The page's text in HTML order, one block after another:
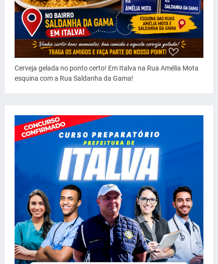
Cerveja gelada no ponto certo! Em Italva na Rua Amélia Mota
esquina com a Rua Saldanha da Gama!